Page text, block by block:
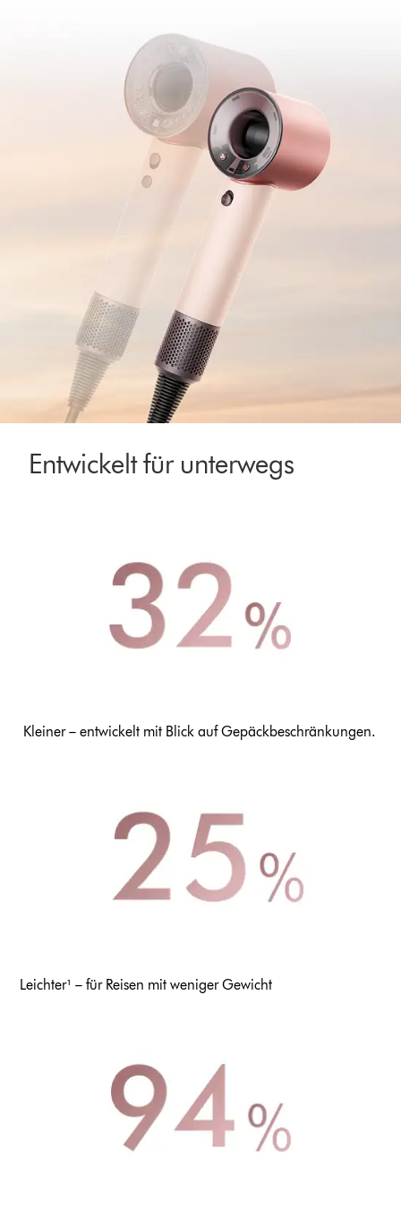
Entwickelt für unterwegs
Kleiner – entwickelt mit Blick auf Gepäckbeschränkungen.
Leichter¹ – für Reisen mit weniger Gewicht